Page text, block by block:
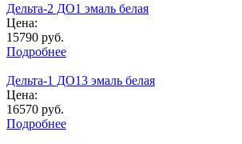
Дельта-2 ДО1 эмаль белая
Цена:
15790 руб.
Подробнее
Дельта-1 ДО13 эмаль белая
Цена:
16570 руб.
Подробнее